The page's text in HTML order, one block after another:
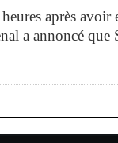
après avoir
a annoncé